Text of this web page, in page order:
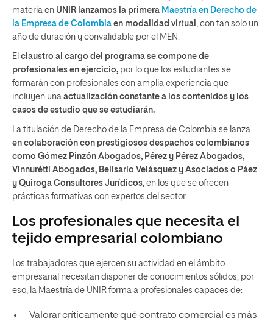
materia en UNIR lanzamos la primera Maestría en Derecho de
la Empresa de Colombia en modalidad virtual
, con tan solo un
año de duración y convalidable por el MEN.
El claustro al cargo del programa se compone de
profesionales en ejercicio, por lo que los estudiantes se
formarán con profesionales con amplia experiencia que
incluyen una actualización constante a los contenidos y los
casos de estudio que se estudiarán.
La titulación de Derecho de la Empresa de Colombia se lanza
en colaboración con prestigiosos despachos colombianos
como Gómez Pinzón Abogados, Pérez y Pérez Abogados,
Vinnurétti Abogados, Belisario Velásquez y Asociados o Páez
y Quiroga Consultores Jurídicos , en los que se ofrecen
prácticas formativas con expertos del sector.
Los profesionales que necesita el
tejido empresarial colombiano
Los trabajadores que ejercen su actividad en el ámbito
empresarial necesitan disponer de conocimientos sólidos, por
eso, la Maestría de UNIR forma a profesionales capaces de:
Valorar críticamente qué contrato comercial es más